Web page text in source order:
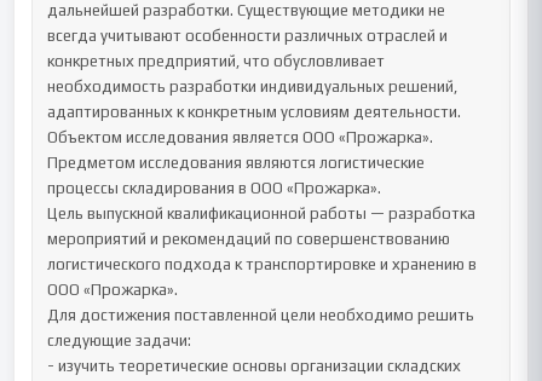
дальнейшей разработки. Существующие методики не
всегда учитывают особенности различных отраслей и
конкретных предприятий, что обусловливает
необходимость разработки индивидуальных решений,
адаптированных к конкретным условиям деятельности.
Объектом исследования является ООО «Прожарка».
Предметом исследования являются логистические
процессы складирования в ООО «Прожарка».
Цель выпускной квалификационной работы — разработка
мероприятий и рекомендаций по совершенствованию
логистического подхода к транспортировке и хранению в
ООО «Прожарка».
Для достижения поставленной цели необходимо решить
следующие задачи:
- изучить теоретические основы организации складских